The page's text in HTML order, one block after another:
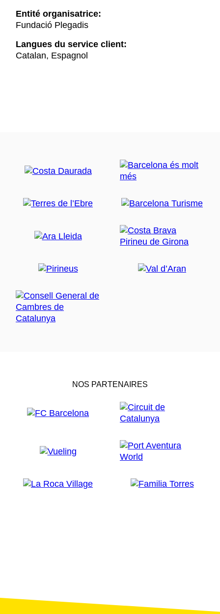
Entité organisatrice:
Fundació Plegadis
Langues du service client:
Catalan, Espagnol
NOS PARTENAIRES